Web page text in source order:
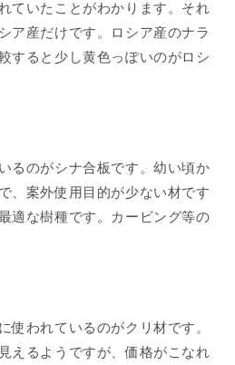
ていたことがわかります。それ
ア産だけです。ロシア産のナラ
すると少し黄色っぽいのがロシ
るのがシナ合板です。幼い頃か
、案外使用目的が少ない材です
適な樹種です。カービング等の
使われているのがクリ材です。
えるようですが、価格がこなれ